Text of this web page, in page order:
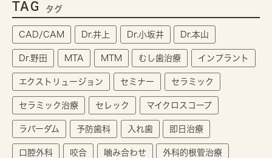
TAG タグ
CAD/CAM Dr.井上 Dr.小坂井 Dr.本山
Dr.野田 MTA MTM むし歯治療 インプラント
エクストリュージョン セミナー セラミック
セラミック治療 セレック マイクロスコープ
ラバーダム 予防歯科 入れ歯 即日治療
口腔外科 咬合 噛み合わせ 外科的根管治療